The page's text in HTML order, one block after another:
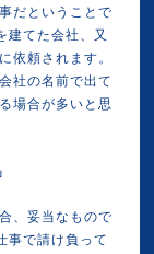
だということで
建てた会社、又
依頼されます。
社の名前で出て
場合が多いと思
、妥当なもので
事で請け負って